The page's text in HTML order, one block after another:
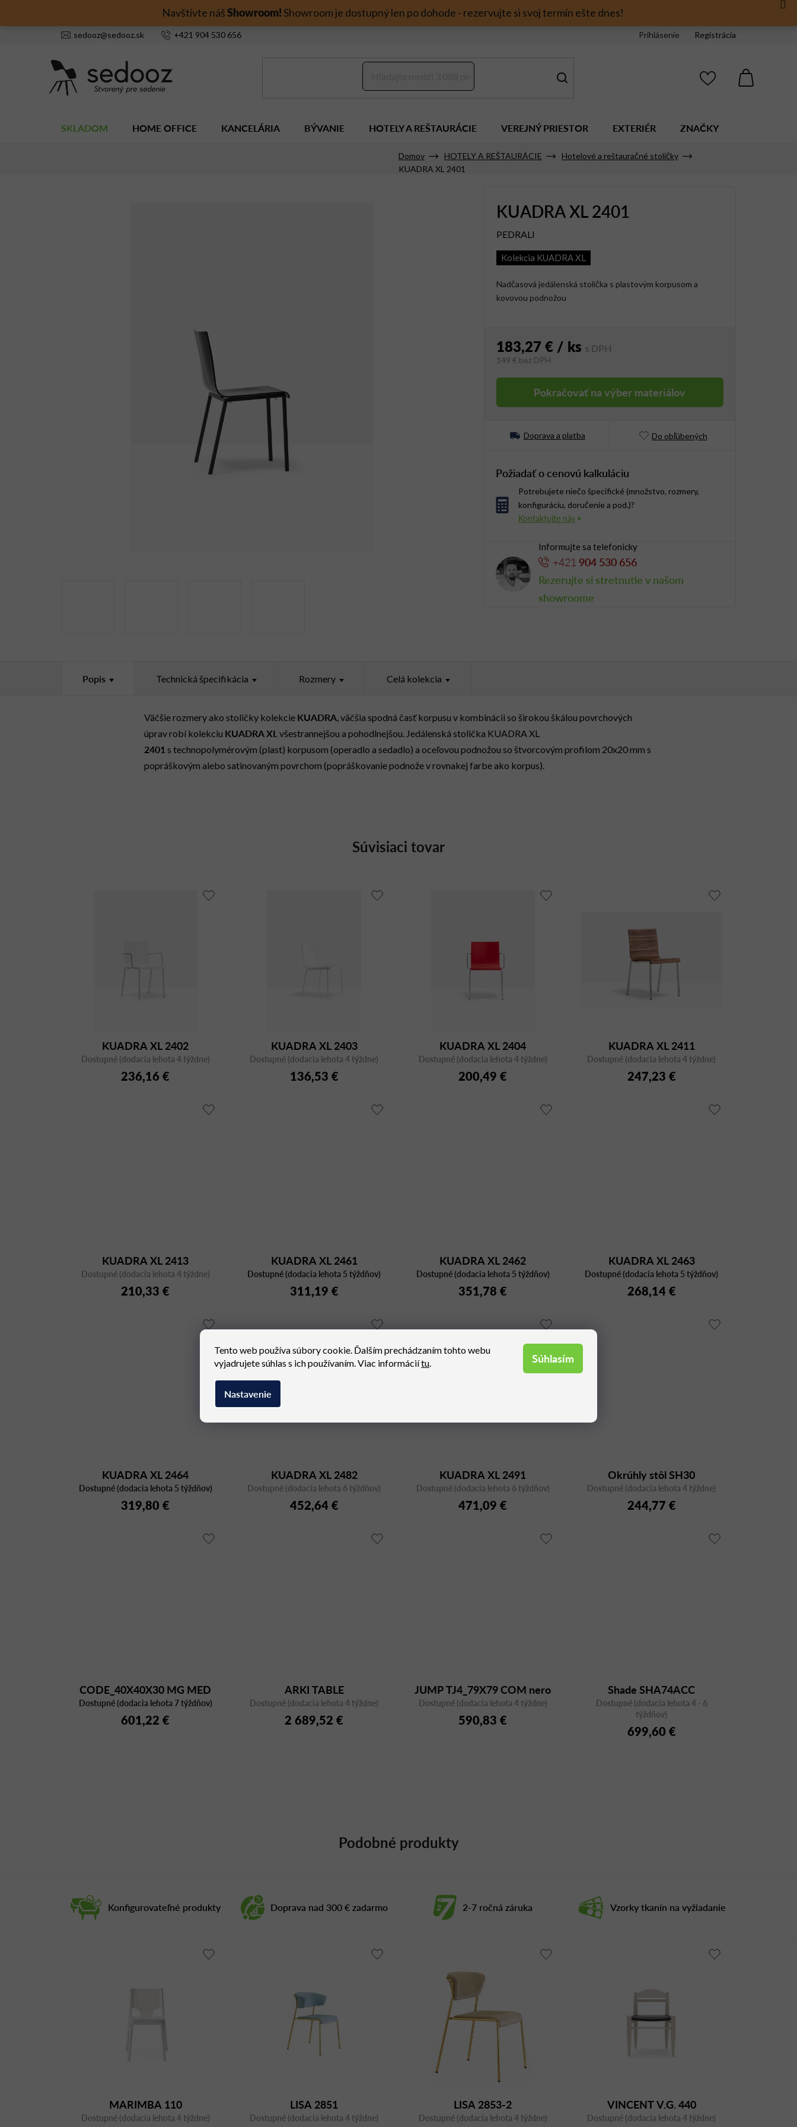
Tento web používa súbory cookie. Ďalším prechádzaním tohto webu
vyjadrujete súhlas s ich používaním. Viac informáciítu.
Nastavenie
Súhlasím
Navštívte nášShowroom!Showroom je dostupný len po dohode - rezervujte si svoj termín ešte dnes!
sedooz@sedooz.sk +421 904 530 656 Prihlásenie Registrácia
SKLADOM HOME OFFICE KANCELÁRIA BÝVANIE HOTELY A REŠTAURÁCIE VEREJNÝ PRIESTOR EXTERIÉR ZNAČKY
Domov HOTELY A REŠTAURÁCIE
Hotelové a reštauračné stoličky
KUADRA XL 2401
KUADRA XL 2401
PEDRALI
Kolekcia KUADRA XL
Nadčasová jedálenská stolička s plastovým korpusom a
kovovou podnožou
183,27 € / ks
149 €bez DPH
Pokračovať na výber materiálov
Doprava a platba Do obľúbených
Požiadať o cenovú kalkuláciu
Potrebujete niečo špecifické (množstvo, rozmery,
konfiguráciu, doručenie a pod.)?
Informujte sa telefonicky
+421 904 530 656
Rezerujte si stretnutie v našom
showroome
Konfigurovateľné produkty Doprava nad 300 € zadarmo 2-7 ročná záruka Vzorky tkanín na vyžiadanie
Popis Technická špecifikácia Rozmery Celá kolekcia
Väčšie rozmery ako stoličky kolekcie KUADRA, väčšia spodná časť korpusu v kombinácii so širokou škálou povrchových
úprav robí kolekciu KUADRA XLvšestrannejšou a pohodlnejšou. Jedálenská stolička KUADRA XL
2401s technopolymérovým (plast) korpusom (operadlo a sedadlo) a oceľovou podnožou so štvorcovým profilom 20x20 mm s
popráškovým alebo satinovaným povrchom (popráškovanie podnože v rovnakej farbe ako korpus).
Súvisiaci tovar
KUADRA XL 2402
Dostupné (dodacia lehota 4 týždne)
236,16 €
KUADRA XL 2403
Dostupné (dodacia lehota 4 týždne)
136,53 €
KUADRA XL 2404
Dostupné (dodacia lehota 4 týždne)
200,49 €
KUADRA XL 2411
Dostupné (dodacia lehota 4 týždne)
247,23 €
KUADRA XL 2413
Dostupné (dodacia lehota 4 týždne)
210,33 €
KUADRA XL 2461
Dostupné (dodacia lehota 5 týždňov)
311,19 €
KUADRA XL 2462
Dostupné (dodacia lehota 5 týždňov)
351,78 €
KUADRA XL 2463
Dostupné (dodacia lehota 5 týždňov)
268,14 €
KUADRA XL 2464
Dostupné (dodacia lehota 5 týždňov)
319,80 €
KUADRA XL 2482
Dostupné (dodacia lehota 6 týždňov)
452,64 €
KUADRA XL 2491
Dostupné (dodacia lehota 6 týždňov)
471,09 €
Okrúhly stôl SH30
Dostupné (dodacia lehota 4 týždne)
244,77 €
CODE_40X40X30 MG MED
Dostupné (dodacia lehota 7 týždňov)
601,22 €
ARKI TABLE
ARKW107_200X79
Dostupné (dodacia lehota 4 týždne)
2 689,52 €
JUMP TJ4_79X79 COM nero
Dostupné (dodacia lehota 4 týždne)
590,83 €
Shade SHA74ACC
Dostupné (dodacia lehota 4 - 6
týždňov)
699,60 €
Podobné produkty
MARIMBA 110
Dostupné (dodacia lehota 4 týždne)
LISA 2851
Dostupné (dodacia lehota 4 týždne)
LISA 2853-2
Dostupné (dodacia lehota 4 týždne)
VINCENT V.G. 440
Dostupné (dodacia lehota 4 týždne)